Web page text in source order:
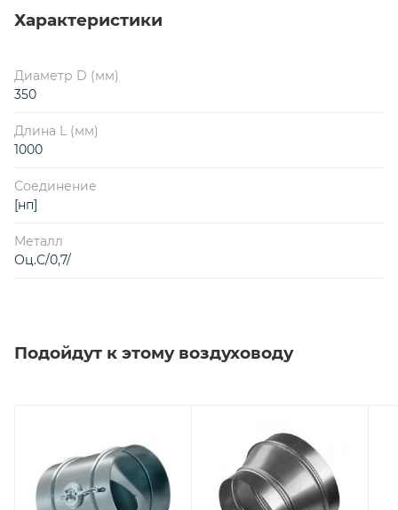
Характеристики
Диаметр D (мм)
350
Длина L (мм)
1000
Соединение
[нп]
Металл
Оц.С/0,7/
Подойдут к этому воздуховоду